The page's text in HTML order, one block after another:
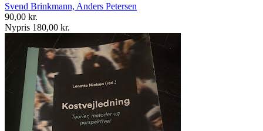
Svend Brinkmann, Anders Petersen
90,00 kr.
Nypris 180,00 kr.